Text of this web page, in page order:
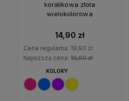
koralikowa złota
wielokolorowa
14,90 zł
Cena regularna: 19,90 zł
Najniższa cena: 19,90 zł
KOLORY: